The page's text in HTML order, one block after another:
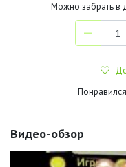
Можно забрать в
Видео-обзор